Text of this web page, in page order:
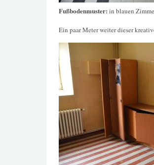
Fußbodenmuster: in blauen
Ein paar Meter weiter dieser